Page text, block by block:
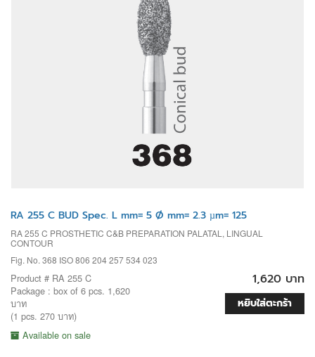
RA 255 C BUD Spec. L mm= 5 Ø mm= 2.3 µm= 125
RA 255 C PROSTHETIC C&B PREPARATION PALATAL, LINGUAL
CONTOUR
Fig. No. 368 ISO 806 204 257 534 023
Product # RA 255 C
Package : box of 6 pcs. 1,620
บาท
(1 pcs. 270 บาท)
Available on sale
1,620 บาท
หยิบใส่ตะกร้า